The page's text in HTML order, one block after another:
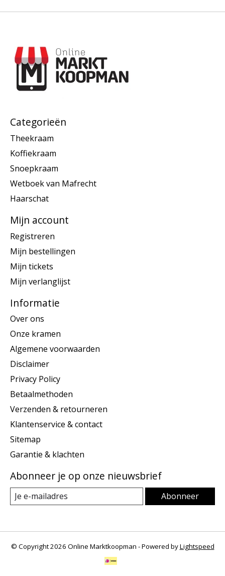
Categorieën
Theekraam
Koffiekraam
Snoepkraam
Wetboek van Mafrecht
Haarschat
Mijn account
Registreren
Mijn bestellingen
Mijn tickets
Mijn verlanglijst
Informatie
Over ons
Onze kramen
Algemene voorwaarden
Disclaimer
Privacy Policy
Betaalmethoden
Verzenden & retourneren
Klantenservice & contact
Sitemap
Garantie & klachten
Abonneer je op onze nieuwsbrief
Abonneer
© Copyright 2026 Online Marktkoopman - Powered byLightspeed